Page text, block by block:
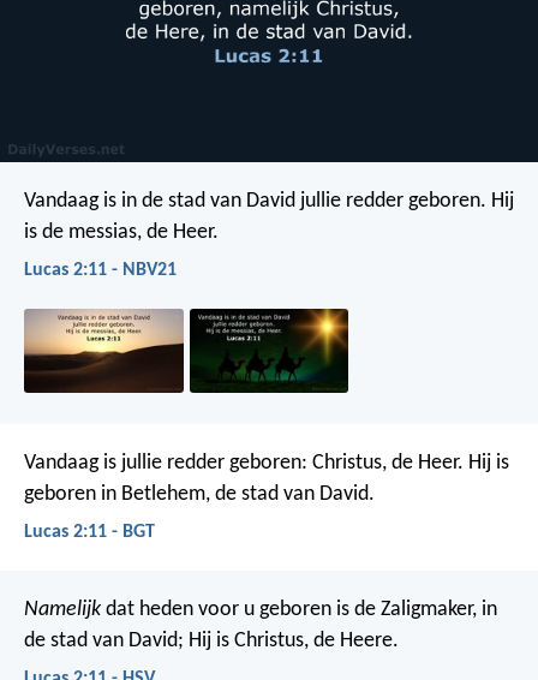
Vandaag is in de stad van David jullie redder geboren. Hij
is de messias, de Heer.
Lucas 2:11 - NBV21
Vandaag is jullie redder geboren: Christus, de Heer. Hij is
geboren in Betlehem, de stad van David.
Lucas 2:11 - BGT
Namelijk dat heden voor u geboren is de Zaligmaker, in
de stad van David; Hij is Christus, de Heere.